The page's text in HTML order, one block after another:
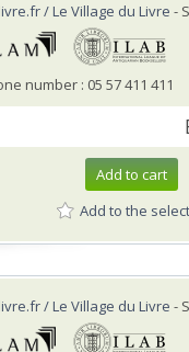
/ Le Village du Livre -
number : 05 57 411 411
Add to cart
Add to the
/ Le Village du Livre -